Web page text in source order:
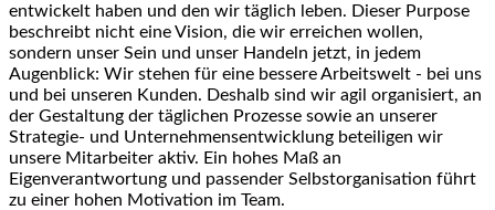
entwickelt haben und den wir täglich leben. Dieser Purpose
beschreibt nicht eine Vision, die wir erreichen wollen,
sondern unser Sein und unser Handeln jetzt, in jedem
Augenblick: Wir stehen für eine bessere Arbeitswelt - bei uns
und bei unseren Kunden. Deshalb sind wir agil organisiert, an
der Gestaltung der täglichen Prozesse sowie an unserer
Strategie- und Unternehmensentwicklung beteiligen wir
unsere Mitarbeiter aktiv. Ein hohes Maß an
Eigenverantwortung und passender Selbstorganisation führt
zu einer hohen Motivation im Team.